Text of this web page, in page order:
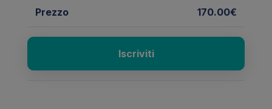
Prezzo 170.00€
Iscriviti